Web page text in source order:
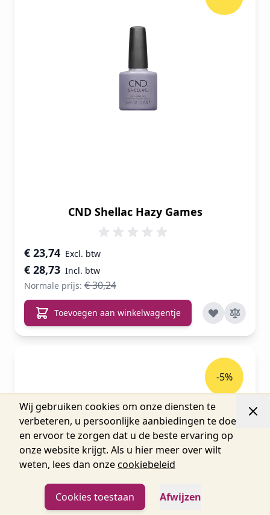
Wij gebruiken cookies om onze diensten te
verbeteren, u persoonlijke aanbiedingen te doen
en ervoor te zorgen dat u de beste ervaring op
onze website krijgt. Als u hier meer over wilt
weten, lees dan onzecookiebeleid
Cookies toestaan Afwijzen
CND Shellac Hazy Games
Speciale prijs
€ 28,73
€ 23,74
Normale prijs: € 30,24
Toevoegen aan winkelwagentje
-5%